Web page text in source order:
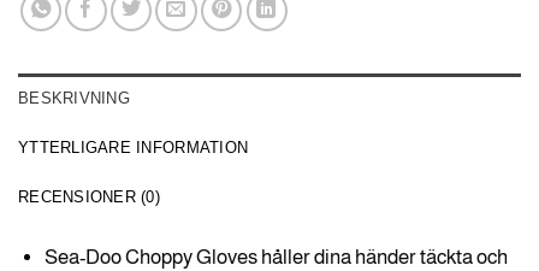
BESKRIVNING
YTTERLIGARE INFORMATION
RECENSIONER (0)
Sea-Doo Choppy Gloves håller dina händer täckta och